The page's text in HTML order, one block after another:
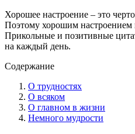
Хорошее настроение – это
Поэтому хорошим настроением
Прикольные и позитивные
на каждый день.
Содержание
О трудностях
О всяком
О главном в жизни
Немного мудрости